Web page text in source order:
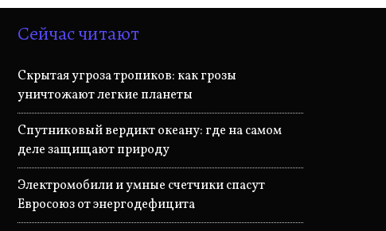
Сейчас читают
Скрытая угроза тропиков: как грозы
уничтожают легкие планеты
Спутниковый вердикт океану: где на самом
деле защищают природу
Электромобили и умные счетчики спасут
Евросоюз от энергодефицита